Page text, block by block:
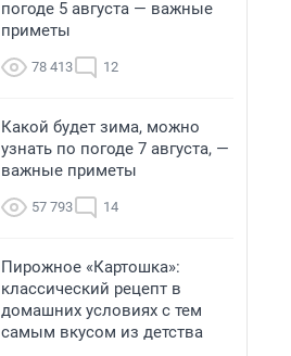
погоде 5 августа — важные
приметы
78 413 12
Какой будет зима, можно
узнать по погоде 7 августа, —
важные приметы
57 793 14
Пирожное «Картошка»:
классический рецепт в
домашних условиях с тем
самым вкусом из детства